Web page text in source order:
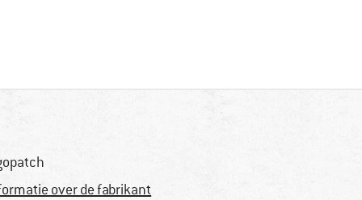
over de fabrikant